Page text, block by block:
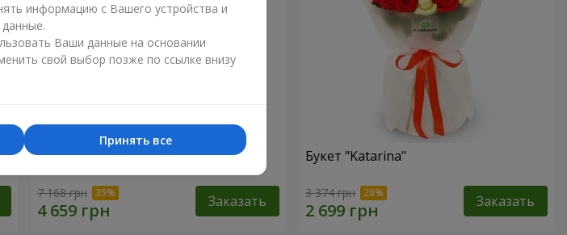
Букет "Tarnis"
7 168 грн Заказать
Букет "Katarina"
3 374 грн Заказать
информацию с Вашего устройства и
Ваши данные на основании
свой выбор позже по ссылке внизу
Принять все